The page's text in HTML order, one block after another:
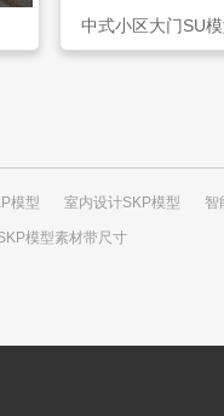
中式小区大门SU
模型 室内设计SKP模型 智
模型素材带尺寸